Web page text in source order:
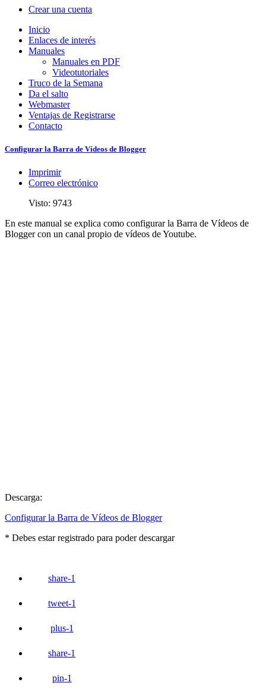
Crear una cuenta
Inicio
Enlaces de interés
Manuales
Manuales en PDF
Videotutoriales
Truco de la Semana
Da el salto
Webmaster
Ventajas de Registrarse
Contacto
Configurar la Barra de Vídeos de Blogger
Imprimir
Correo electrónico
Visto: 9743
En este manual se explica como configurar la Barra de Vídeos de
Blogger con un canal propio de vídeos de Youtube.
Descarga:
Configurar la Barra de Vídeos de Blogger
* Debes estar registrado para poder descargar
share-1
tweet-1
plus-1
share-1
pin-1